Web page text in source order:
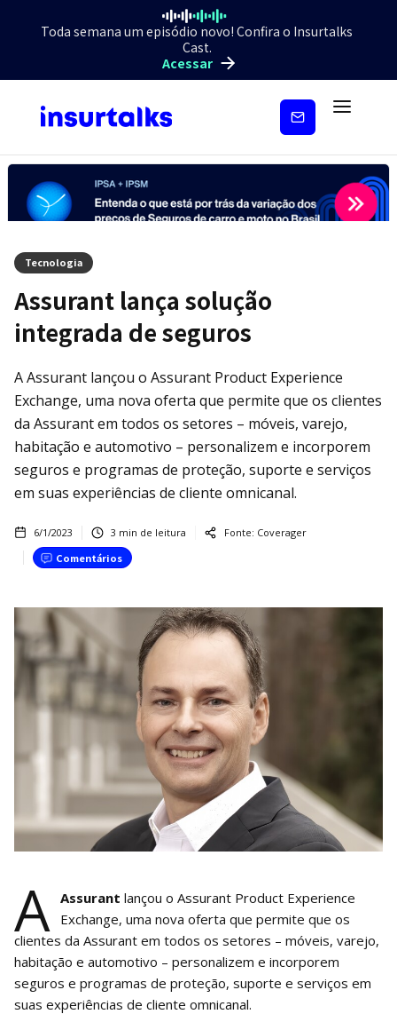
Toda semana um episódio novo! Confira o Insurtalks
Cast.
Acessar
Inscreva-
Tecnologia
Assurant lança solução
integrada de seguros
A Assurant lançou o Assurant Product Experience
Exchange, uma nova oferta que permite que os clientes
da Assurant em todos os setores – móveis, varejo,
habitação e automotivo – personalizem e incorporem
seguros e programas de proteção, suporte e serviços
em suas experiências de cliente omnicanal.
6/1/2023 3 min de leitura Fonte: Coverager
Comentários
A Assurant lançou o Assurant Product Experience
Exchange, uma nova oferta que permite que os
clientes da Assurant em todos os setores – móveis, varejo,
habitação e automotivo – personalizem e incorporem
seguros e programas de proteção, suporte e serviços em
suas experiências de cliente omnicanal.